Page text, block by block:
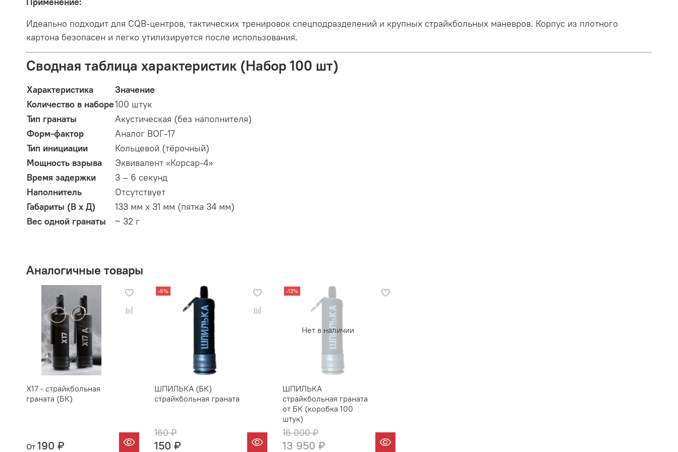
Идеально подходит для CQB-центров, тактических тренировок спецподразделений и крупных страйкбольных маневров. Корпус из плотного
картона безопасен и легко утилизируется после использования.
Сводная таблица характеристик (Набор 100 шт)
Характеристика
Значение
Количество в наборе100 штук
Тип гранаты
Акустическая (без наполнителя)
Форм-фактор
Аналог ВОГ-17
Тип инициации
Кольцевой (тёрочный)
Мощность взрыва
Эквивалент «Корсар-4»
Время задержки
3 – 6 секунд
Наполнитель
Отсутствует
Габариты (В х Д)
133 мм х 31 мм (пятка 34 мм)
Вес одной гранаты
~ 32 г
Аналогичные товары
Х17 - страйкбольная
граната (БК)
От 190 ₽
-6%
ШПИЛЬКА (БК)
страйкбольная граната
160 ₽
150 ₽
Нет в наличии
-13%
ШПИЛЬКА
страйкбольная граната
от БК (коробка 100
штук)
16 000 ₽
13 950 ₽